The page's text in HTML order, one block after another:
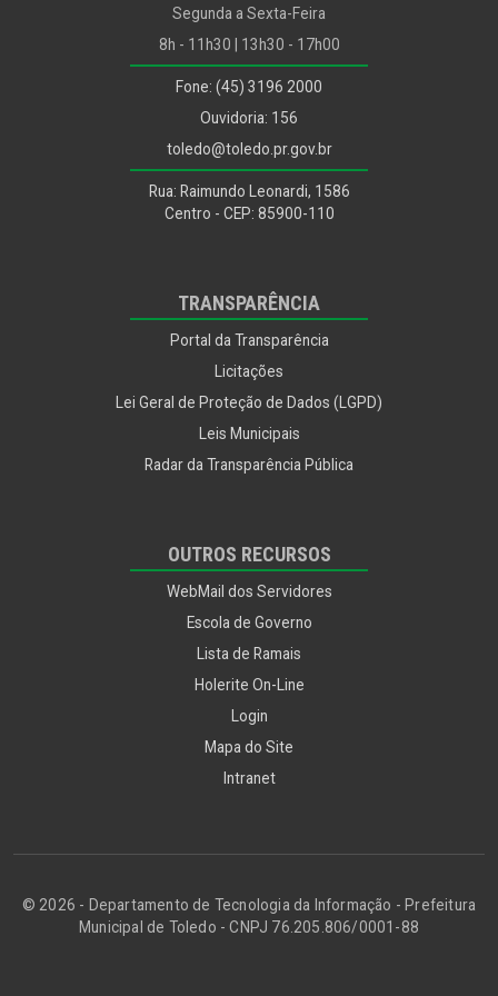
Procuradoria Jurídica
Segurança Alimentar
Segurança e Mobilidade Urbana
Segunda a Sexta-Feira
8h - 11h30 | 13h30 - 17h00
Fone: (45) 3196 2000
Ouvidoria: 156
toledo@toledo.pr.gov.br
Rua: Raimundo Leonardi, 1586
Centro - CEP: 85900-110
TRANSPARÊNCIA
Portal da Transparência
Licitações
Lei Geral de Proteção de Dados (LGPD)
Leis Municipais
Radar da Transparência Pública
OUTROS RECURSOS
WebMail dos Servidores
Escola de Governo
Lista de Ramais
Holerite On-Line
Login
Mapa do Site
Intranet
© 2026 - Departamento de Tecnologia da Informação - Prefeitura
Municipal de Toledo - CNPJ 76.205.806/0001-88